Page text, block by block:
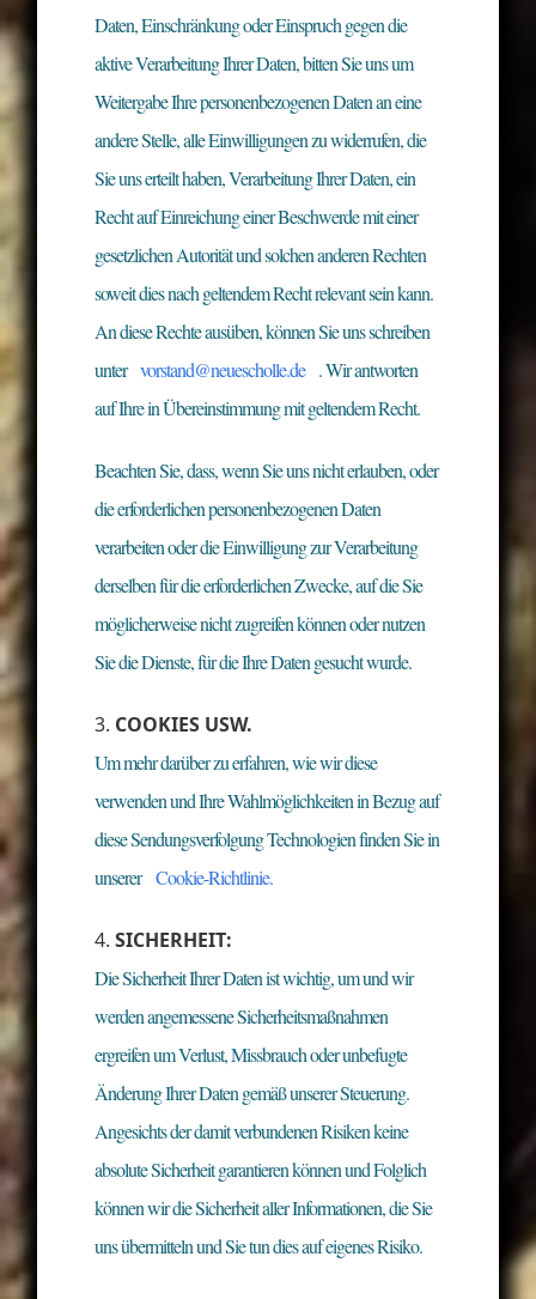
Daten, Einschränkung oder Einspruch gegen die
aktive Verarbeitung Ihrer Daten, bitten Sie uns um
Weitergabe Ihre personenbezogenen Daten an eine
andere Stelle, alle Einwilligungen zu widerrufen, die
Sie uns erteilt haben, Verarbeitung Ihrer Daten, ein
Recht auf Einreichung einer Beschwerde mit einer
gesetzlichen Autorität und solchen anderen Rechten
soweit dies nach geltendem Recht relevant sein kann.
An diese Rechte ausüben, können Sie uns schreiben
unter vorstand@neuescholle.de . Wir antworten
auf Ihre in Übereinstimmung mit geltendem Recht.
Beachten Sie, dass, wenn Sie uns nicht erlauben, oder
die erforderlichen personenbezogenen Daten
verarbeiten oder die Einwilligung zur Verarbeitung
derselben für die erforderlichen Zwecke, auf die Sie
möglicherweise nicht zugreifen können oder nutzen
Sie die Dienste, für die Ihre Daten gesucht wurde.
COOKIES USW.
Um mehr darüber zu erfahren, wie wir diese
verwenden und Ihre Wahlmöglichkeiten in Bezug auf
diese Sendungsverfolgung Technologien finden Sie in
unserer Cookie-Richtlinie.
SICHERHEIT:
Die Sicherheit Ihrer Daten ist wichtig, um und wir
werden angemessene Sicherheitsmaßnahmen
ergreifen um Verlust, Missbrauch oder unbefugte
Änderung Ihrer Daten gemäß unserer Steuerung.
Angesichts der damit verbundenen Risiken keine
absolute Sicherheit garantieren können und Folglich
können wir die Sicherheit aller Informationen, die Sie
uns übermitteln und Sie tun dies auf eigenes Risiko.